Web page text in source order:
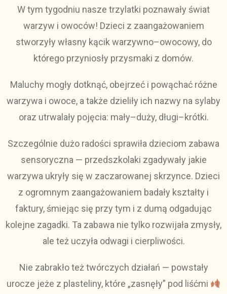
W tym tygodniu nasze trzylatki poznawały świat
warzyw i owoców! Dzieci z zaangażowaniem
stworzyły własny kącik warzywno–owocowy, do
którego przyniosły przysmaki z domów.
Maluchy mogły dotknąć, obejrzeć i powąchać różne
warzywa i owoce, a także dzieliły ich nazwy na sylaby
oraz utrwalały pojęcia: mały–duży, długi–krótki.
Szczególnie dużo radości sprawiła dzieciom zabawa
sensoryczna — przedszkolaki zgadywały jakie
warzywa ukryły się w zaczarowanej skrzynce. Dzieci
z ogromnym zaangażowaniem badały kształty i
faktury, śmiejąc się przy tym i z dumą odgadując
kolejne zagadki. Ta zabawa nie tylko rozwijała zmysły,
ale też uczyła odwagi i cierpliwości.
Nie zabrakło też twórczych działań — powstały
urocze jeże z plasteliny, które „zasnęły” pod liśćmi